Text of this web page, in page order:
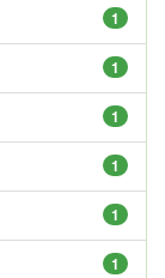
1
1
1
1
1
1